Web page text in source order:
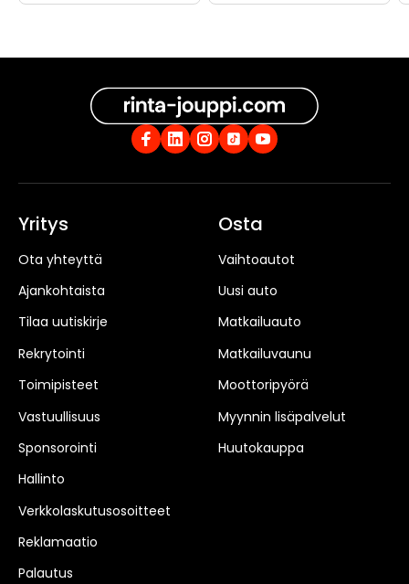
Yritys
Ota yhteyttä
Ajankohtaista
Tilaa uutiskirje
Rekrytointi
Toimipisteet
Vastuullisuus
Sponsorointi
Hallinto
Verkkolaskutusosoitteet
Reklamaatio
Palautus
Osta
Vaihtoautot
Uusi auto
Matkailuauto
Matkailuvaunu
Moottoripyörä
Myynnin lisäpalvelut
Huutokauppa